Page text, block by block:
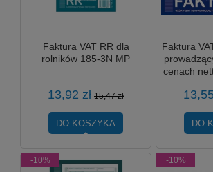
Faktura VAT RR dla
rolników 185-3N MP
13,92 zł 15,47 zł
DO KOSZYKA
Faktura
cenach
DO
-10% -10%